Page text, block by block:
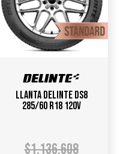
Llanta DELINTE DS8
285/60 R18 120V
$1.136.608